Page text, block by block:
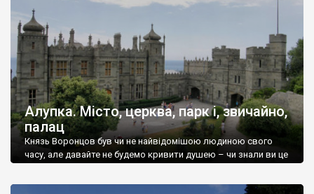
Алупка. Місто, церква, парк і, звичайно,
палац
Князь Воронцов був чи не найвідомішою людиною свого
часу, але давайте не будемо кривити душею – чи знали ви це